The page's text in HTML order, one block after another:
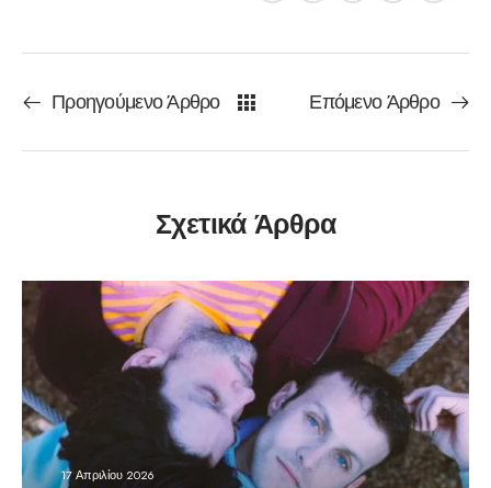
Προηγούμενο Άρθρο Επόμενο Άρθρο
Σχετικά Άρθρα
17 Απριλίου 2026